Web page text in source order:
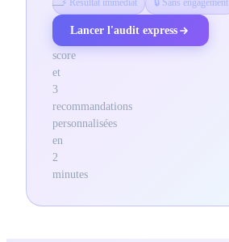
—
obtenez
votre
score
et
3
recommandations
personnalisées
en
2
minutes
⚡ Résultat immédiat 🔒 Sans engagement
Lancer l'audit express